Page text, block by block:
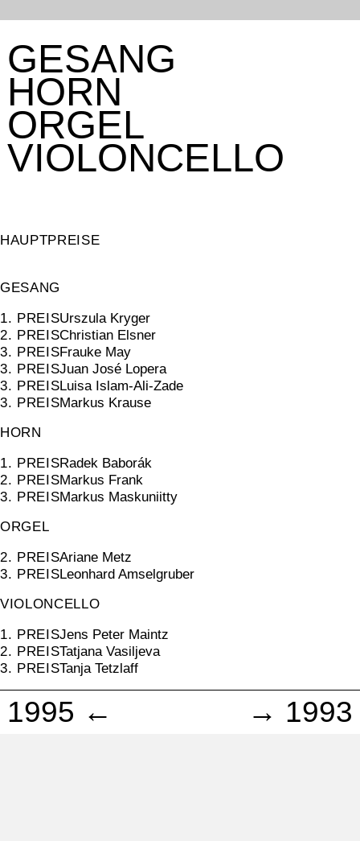
GESANG
HORN
ORGEL
VIOLONCELLO
HAUPTPREISE
GESANG
1. PREISUrszula Kryger
2. PREISChristian Elsner
3. PREISFrauke May
3. PREISJuan José Lopera
3. PREISLuisa Islam-Ali-Zade
3. PREISMarkus Krause
HORN
1. PREISRadek Baborák
2. PREISMarkus Frank
3. PREISMarkus Maskuniitty
ORGEL
2. PREISAriane Metz
3. PREISLeonhard Amselgruber
VIOLONCELLO
1. PREISJens Peter Maintz
2. PREISTatjana Vasiljeva
3. PREISTanja Tetzlaff
1995 ← → 1993